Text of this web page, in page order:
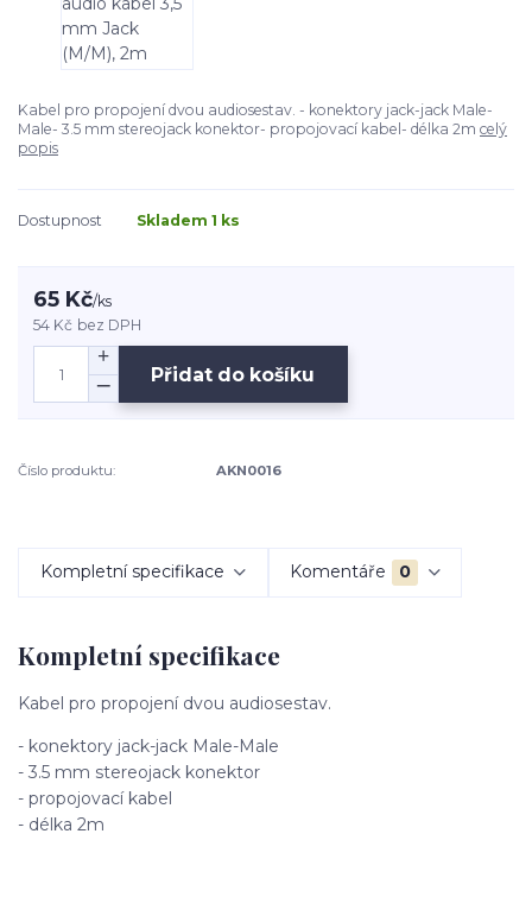
Kabel pro propojení dvou audiosestav. - konektory jack-jack Male-
Male- 3.5 mm stereojack konektor- propojovací kabel- délka 2m celý
popis
Dostupnost Skladem 1 ks
65 Kč/ks
54 Kč bez DPH
Přidat do košíku
Číslo produktu: AKN0016
Kompletní specifikace Komentáře 0
Kompletní specifikace
Kabel pro propojení dvou audiosestav.
- konektory jack-jack Male-Male
- 3.5 mm stereojack konektor
- propojovací kabel
- délka 2m